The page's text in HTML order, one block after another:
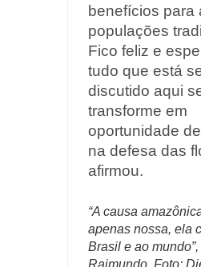
benefícios para
populações
Fico feliz e
tudo que está
discutido aqui
transforme em
oportunidade
na defesa das
afirmou.
“A causa
apenas nossa, ela
Brasil e ao